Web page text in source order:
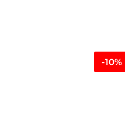
-10%